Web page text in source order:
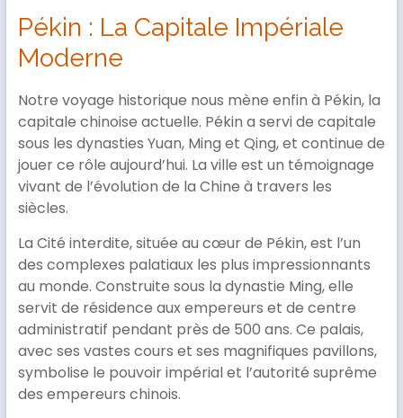
Pékin : La Capitale Impériale
Moderne
Notre voyage historique nous mène enfin à Pékin, la
capitale chinoise actuelle. Pékin a servi de capitale
sous les dynasties Yuan, Ming et Qing, et continue de
jouer ce rôle aujourd’hui. La ville est un témoignage
vivant de l’évolution de la Chine à travers les
siècles.
La Cité interdite, située au cœur de Pékin, est l’un
des complexes palatiaux les plus impressionnants
au monde. Construite sous la dynastie Ming, elle
servit de résidence aux empereurs et de centre
administratif pendant près de 500 ans. Ce palais,
avec ses vastes cours et ses magnifiques pavillons,
symbolise le pouvoir impérial et l’autorité suprême
des empereurs chinois.